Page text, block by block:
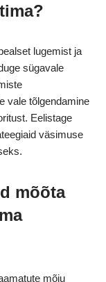
lugemist ja
sügavale
vale tõlgendamine
Eelistage
väsimuse
mõõta
mõju